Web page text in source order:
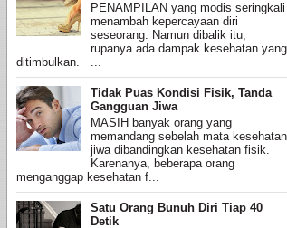
PENAMPILAN yang modis seringkali
menambah kepercayaan diri
seseorang. Namun dibalik itu,
rupanya ada dampak kesehatan yang
ditimbulkan. ...
Tidak Puas Kondisi Fisik, Tanda
Gangguan Jiwa
MASIH banyak orang yang
memandang sebelah mata kesehatan
jiwa dibandingkan kesehatan fisik.
Karenanya, beberapa orang
menganggap kesehatan f...
Satu Orang Bunuh Diri Tiap 40
Detik